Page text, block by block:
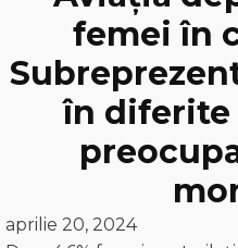
femei în
în
aprilie 20, 2024